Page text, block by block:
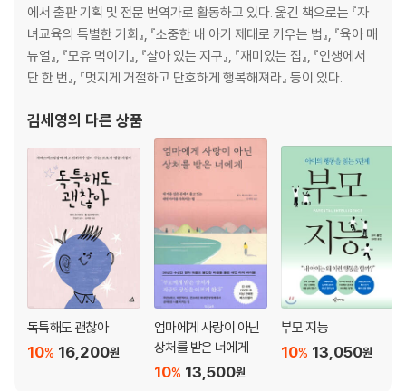
훈육하는 현명한 방법 l 성과에 대한 지나친 기대가 아이를 힘들게 합니다 l
솔직한 대화가 성에 대한 불안을 줄입니다 l 종교가 있으면 도움이 될까요?
l 부모가 이혼하게 된다면 l PLUS TIP · 가정 내에서 아이의 불안을 막을
수 있는 방법
제6장_사회와 환경에 따른 불안
우리 주위에는 위험한 환경이 많습니다 l 자연 재해를 겪으면 어떻게 하나
요? l 위험한 사람도 있다고 알려주세요 l 어른들의 부도덕이 사회에 대한
불신을 키웁니다 l 소비주의를 조장하는 사회도 문제입니다 l 비만도 불안
의 원인이 됩니다 l 전쟁과 테러는 어른도 불안하게 합니다 l PLUS TIP ·
전쟁과 테러를 걱정하는 아이를 도와주는 방법
제7장_학교에서의 불안
학교가 어떻게 아이를 불안하게 할까요? l 우리 아이와 학습 방식이 맞지
안이 적습니다 l 성공하는 사람들은 ‘통합 성격’이 강합니다 l 아이가 학교
에서 ‘사회적 스트레스’를 받아요 l 학교에서 따돌림과 괴롭힘이 심해요 l
어려서부터 대학에 가야 한다는 부담이 심해요 l 이렇게 학교에서의 스트
에서 출판 기획 및 전문 번역가로 활동하고 있다. 옮긴 책으로는 『자
녀교육의 특별한 기회』, 『소중한 내 아기 제대로 키우는 법』, 『육아 매
뉴얼』, 『모유 먹이기』, 『살아 있는 지구』, 『재미있는 집』, 『인생에서
단 한 번』, 『멋지게 거절하고 단호하게 행복해져라』 등이 있다.
김세영의 다른 상품
독특해도 괜찮아
16,200원
10%
엄마에게 사랑이 아닌
상처를 받은 너에게
13,500원
10%
부모 지능
13,050원
10%